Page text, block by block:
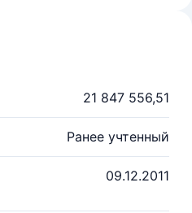
21 847 556,51
Ранее учтенный
09.12.2011